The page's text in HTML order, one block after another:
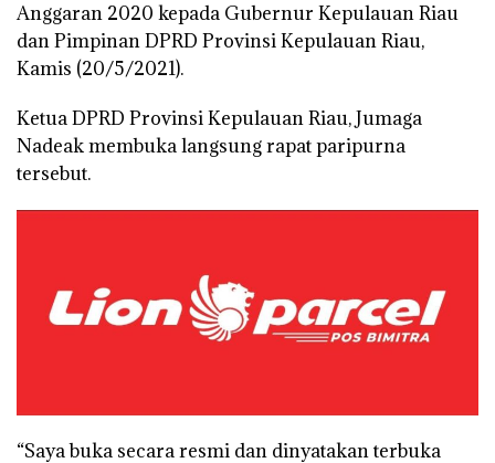
Anggaran 2020 kepada Gubernur Kepulauan Riau
dan Pimpinan DPRD Provinsi Kepulauan Riau,
Kamis (20/5/2021).
Ketua DPRD Provinsi Kepulauan Riau, Jumaga
Nadeak membuka langsung rapat paripurna
tersebut.
“Saya buka secara resmi dan dinyatakan terbuka